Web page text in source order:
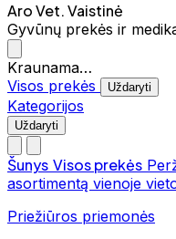
Aro Vet. Vaistinė
Gyvūnų prekės ir
Kraunama…
Visos prekės
Uždaryti
Kategorijos
Uždaryti
Šunys Visos prekės
asortimentą vienoje
Priežiūros priemonės